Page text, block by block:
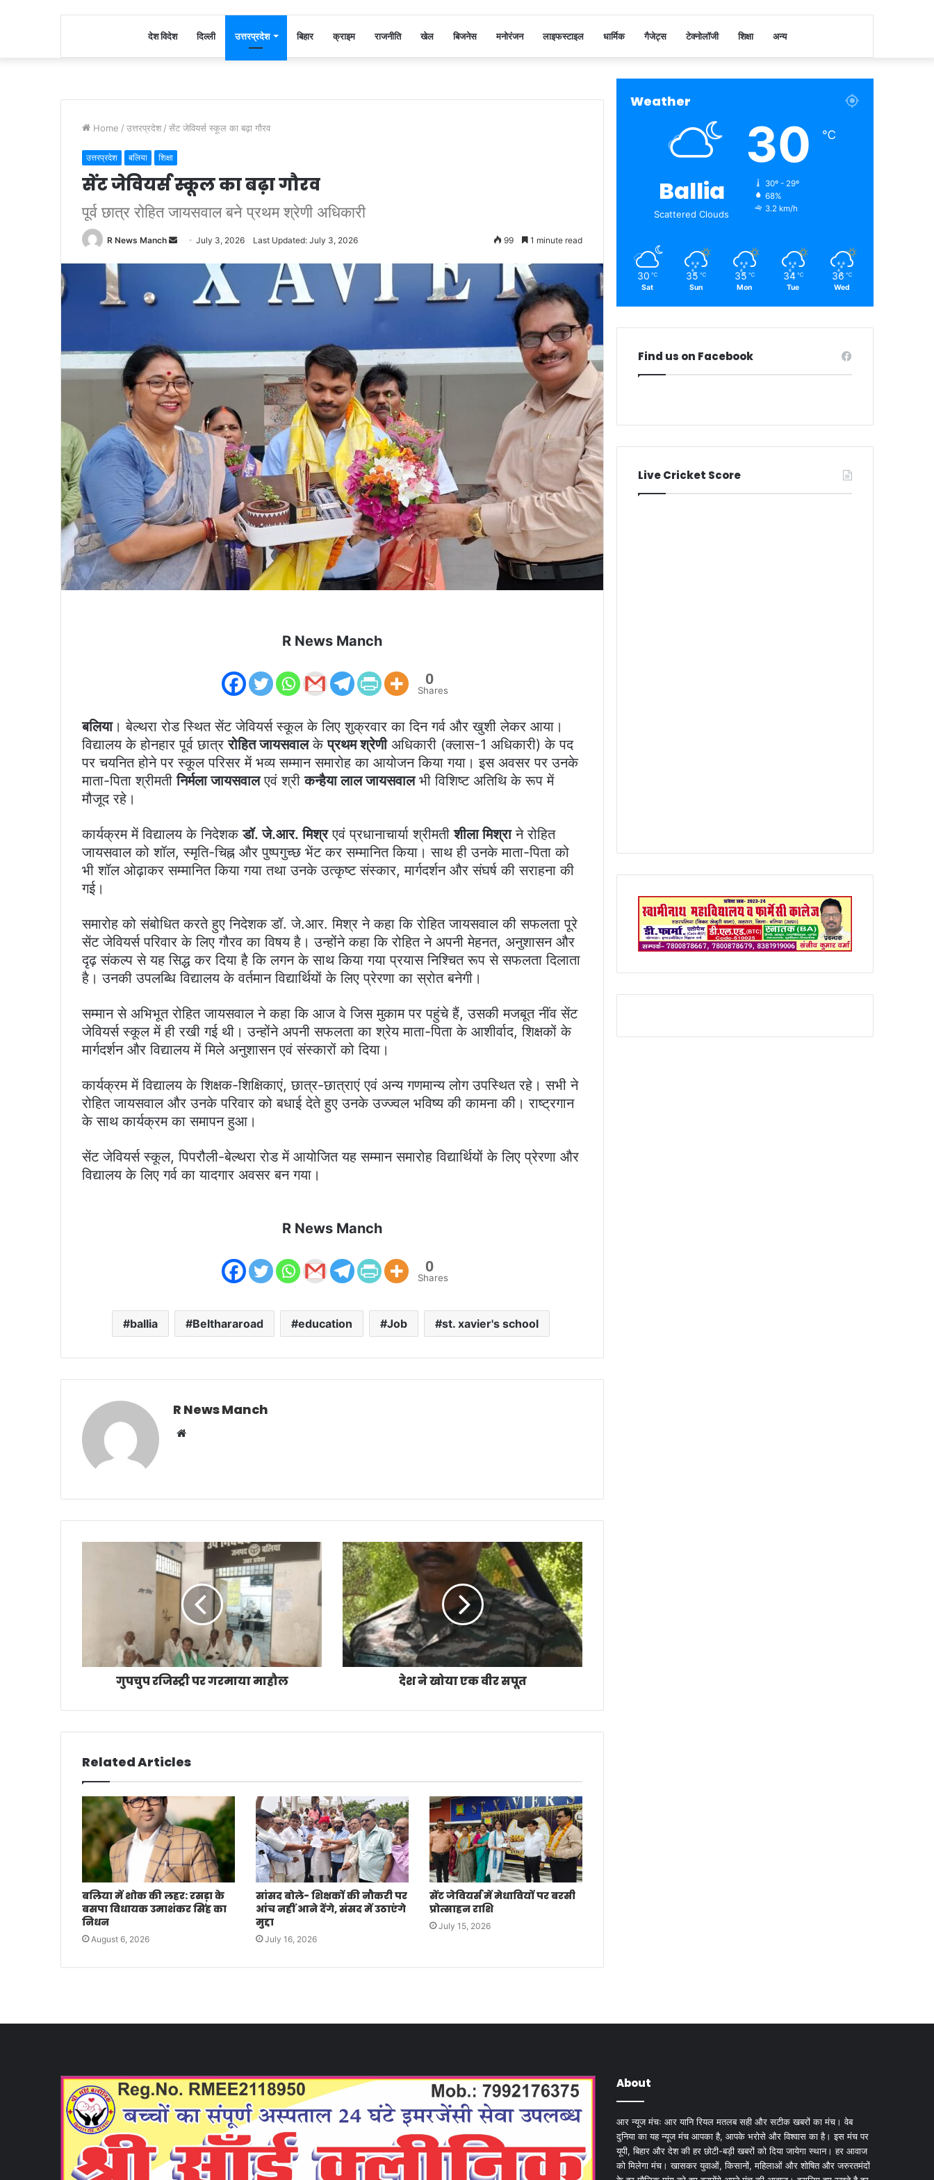
देश विदेश दिल्ली उत्तरप्रदेश बिहार क्राइम राजनीति खेल बिजनेस मनोरंजन लाइफस्टाइल धार्मिक गैजेट्स टेक्नोलॉजी शिक्षा अन्य
Home / उत्तरप्रदेश / सेंट जेवियर्स स्कूल का बढ़ा गौरव
उत्तरप्रदेश बलिया शिक्षा
सेंट जेवियर्स स्कूल का बढ़ा गौरव
पूर्व छात्र रोहित जायसवाल बने प्रथम श्रेणी अधिकारी
R News Manch
Send July 3, 2026 Last Updated: July 3, 2026 99 1 minute read
R News Manch
0
Shares
बलिया। बेल्थरा रोड स्थित सेंट जेवियर्स स्कूल के लिए शुक्रवार का दिन गर्व और खुशी लेकर आया।
विद्यालय के होनहार पूर्व छात्ररोहित जायसवालकेप्रथम श्रेणीअधिकारी (क्लास-1 अधिकारी) के पद
पर चयनित होने पर स्कूल परिसर में भव्य सम्मान समारोह का आयोजन किया गया। इस अवसर पर उनके
माता-पिता श्रीमतीनिर्मला जायसवालएवं श्रीकन्हैया लाल जायसवालभी विशिष्ट अतिथि के रूप में
मौजूद रहे।
कार्यक्रम में विद्यालय के निदेशकडॉ. जे.आर. मिश्रएवं प्रधानाचार्या श्रीमतीशीला मिश्राने रोहित
जायसवाल को शॉल, स्मृति-चिह्न और पुष्पगुच्छ भेंट कर सम्मानित किया। साथ ही उनके माता-पिता को
भी शॉल ओढ़ाकर सम्मानित किया गया तथा उनके उत्कृष्ट संस्कार, मार्गदर्शन और संघर्ष की सराहना की
गई।
समारोह को संबोधित करते हुए निदेशक डॉ. जे.आर. मिश्र ने कहा कि रोहित जायसवाल की सफलता पूरे
सेंट जेवियर्स परिवार के लिए गौरव का विषय है। उन्होंने कहा कि रोहित ने अपनी मेहनत, अनुशासन और
दृढ़ संकल्प से यह सिद्ध कर दिया है कि लगन के साथ किया गया प्रयास निश्चित रूप से सफलता दिलाता
है। उनकी उपलब्धि विद्यालय के वर्तमान विद्यार्थियों के लिए प्रेरणा का स्रोत बनेगी।
सम्मान से अभिभूत रोहित जायसवाल ने कहा कि आज वे जिस मुकाम पर पहुंचे हैं, उसकी मजबूत नींव सेंट
जेवियर्स स्कूल में ही रखी गई थी। उन्होंने अपनी सफलता का श्रेय माता-पिता के आशीर्वाद, शिक्षकों के
मार्गदर्शन और विद्यालय में मिले अनुशासन एवं संस्कारों को दिया।
कार्यक्रम में विद्यालय के शिक्षक-शिक्षिकाएं, छात्र-छात्राएं एवं अन्य गणमान्य लोग उपस्थित रहे। सभी ने
रोहित जायसवाल और उनके परिवार को बधाई देते हुए उनके उज्ज्वल भविष्य की कामना की। राष्ट्रगान
के साथ कार्यक्रम का समापन हुआ।
सेंट जेवियर्स स्कूल, पिपरौली-बेल्थरा रोड में आयोजित यह सम्मान समारोह विद्यार्थियों के लिए प्रेरणा और
विद्यालय के लिए गर्व का यादगार अवसर बन गया।
R News Manch
0
Shares
ballia Belthararoad education Job st. xavier's school
R News Manch
Website
गुपचुप रजिस्ट्री पर गरमाया माहौल देश ने खोया एक वीर सपूत
Related Articles
बलिया में शोक की लहर: रसड़ा के
बसपा विधायक उमाशंकर सिंह का
निधन
August 6, 2026
सांसद बोले- शिक्षकों की नौकरी पर
आंच नहीं आने देंगे, संसद में उठाएंगे
मुद्दा
July 16, 2026
सेंट जेवियर्स में मेधावियों पर बरसी
प्रोत्साहन राशि
July 15, 2026
Weather
Ballia
Scattered Clouds
30 ℃
30º - 29º
68%
3.2 km/h
30 ℃
Sat
35 ℃
Sun
35 ℃
Mon
34 ℃
Tue
36 ℃
Wed
Find us on Facebook
Live Cricket Score
About
आर न्यूज मंचः आर यानि रियल मतलब सही और सटीक खबरों का मंच। वेब
दुनिया का यह न्यूज मंच आपका है, आपके भरोसे और विश्वास का है। इस मंच पर
यूपी, बिहार और देश की हर छोटी-बड़ी खबरों को दिया जायेगा स्थान। हर आवाज
को मिलेगा मंच। खासकर युवाओं, किसानों, महिलाओं और शोषित और जरुरतमंदों